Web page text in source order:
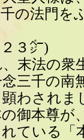
の法門を
３㌻)
末法の衆
三千の南
わされま
御本尊が
ている「